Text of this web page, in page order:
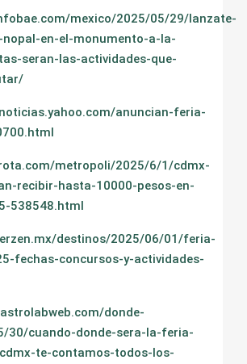
mexico/2025/05/29/lanzate-
en-el-monumento-a-la-
seran-las-actividades-que-
anuncian-feria-
metropoli/2025/6/1/cdmx-
recibir-hasta-10000-pesos-en-
538548.html
destinos/2025/06/01/feria-
fechas-concursos-y-actividades-
donde-
30/cuando-donde-sera-la-feria-
te-contamos-todos-los-